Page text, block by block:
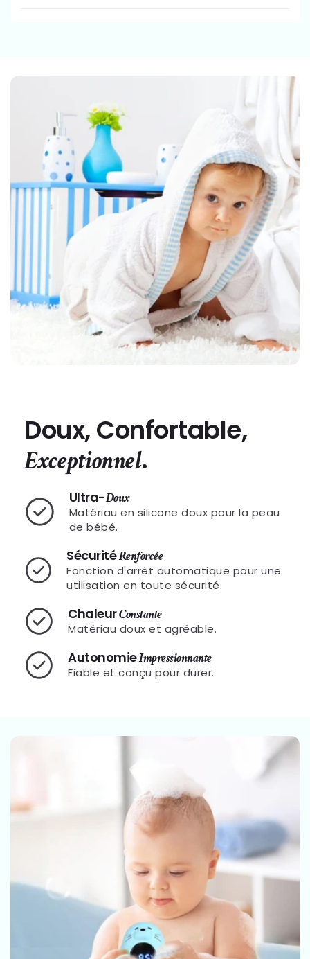
Doux, Confortable,
Exceptionnel.
Ultra-Doux
Matériau en silicone doux pour la peau
de bébé.
SécuritéRenforcée
Fonction d'arrêt automatique pour une
utilisation en toute sécurité.
ChaleurConstante
Matériau doux et agréable.
AutonomieImpressionnante
Fiable et conçu pour durer.